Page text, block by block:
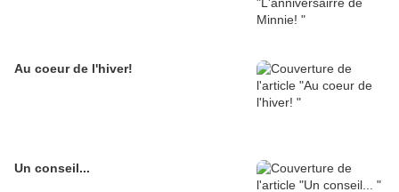
Au coeur de l'hiver!
Un conseil...